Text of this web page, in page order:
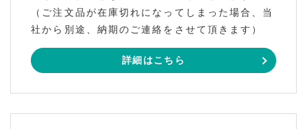
（ご注文品が在庫切れになってしまった場合、当
社から別途、納期のご連絡をさせて頂きます）
詳細はこちら